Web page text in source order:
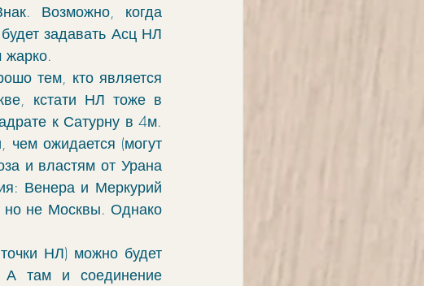
Возможно, когда
задавать Асц НЛ
тем, кто является
кстати НЛ тоже в
к Сатурну в 4м.
ожидается (могут
и властям от Урана
Венера и Меркурий
но не Москвы. Однако
НЛ) можно будет
А там и соединение